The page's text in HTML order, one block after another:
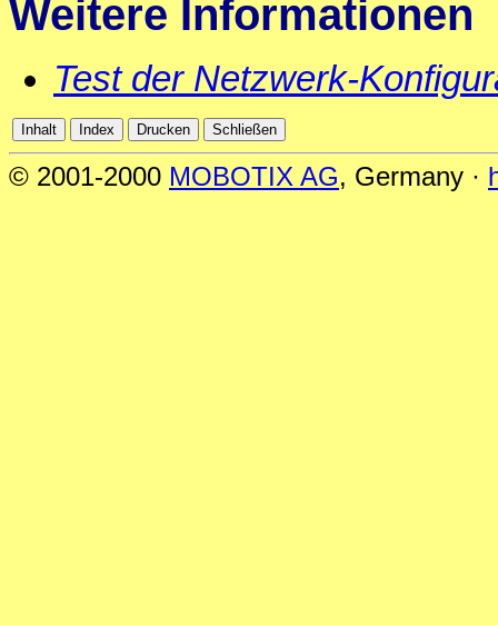
Weitere Informationen
Test der Netzwerk-
© 2001-2000 MOBOTIX AG, Germany ·